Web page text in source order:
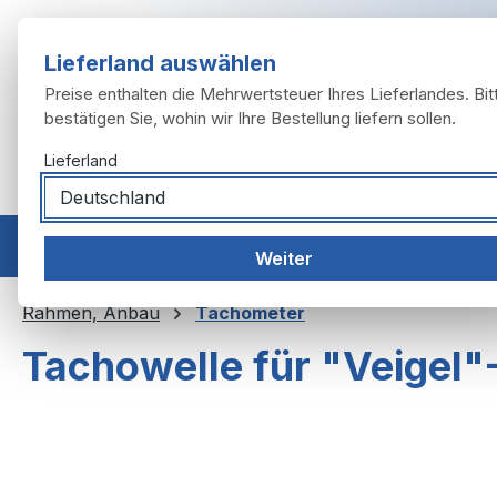
Rahmen, Anbau Tachometer
Tachowelle für
Lieferland auswählen
Preise enthalten die Mehrwertsteuer Ihres Lieferlandes.
bestätigen Sie, wohin wir Ihre Bestellung liefern sollen.
Lieferland
Weiter